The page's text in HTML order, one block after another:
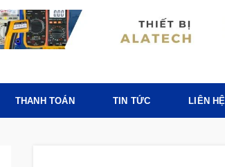
THANH TOÁN TIN TỨC LIÊN HỆ